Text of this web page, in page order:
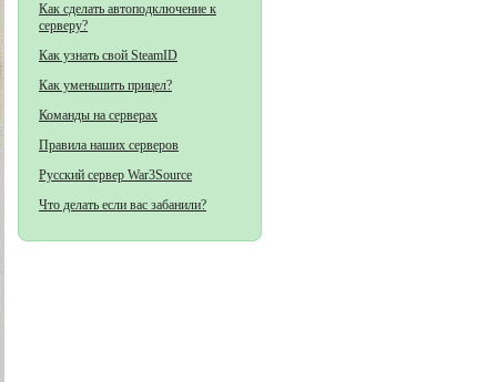
Как сделать автоподключение к
серверу?
Как узнать свой SteamID
Как уменьшить прицел?
Команды на серверах
Правила наших серверов
Русский сервер War3Source
Что делать если вас забанили?